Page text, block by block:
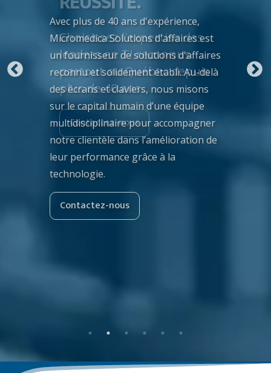
Choisissez l'expertise des
leaders en TI reconnus
partout au Québec depuis
plus de 40 ans.
Contactez-nous
Avec plus de 40 ans d'expérience,
Micromedica Solutions d'affaires est
un fournisseur de solutions d'affaires
reconnu et solidement établi. Au-delà
des écrans et claviers, nous misons
sur le capital humain d’une équipe
multidisciplinaire pour accompagner
notre clientèle dans l’amélioration de
leur performance grâce à la
technologie.
Contactez-nous